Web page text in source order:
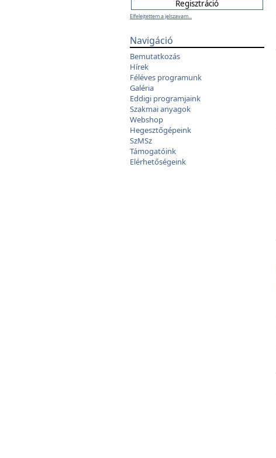
Elfelejtettem a jelszavam...
Navigáció
Bemutatkozás
Hírek
Féléves programunk
Galéria
Eddigi programjaink
Szakmai anyagok
Webshop
Hegesztőgépeink
SzMSz
Támogatóink
Elérhetőségeink